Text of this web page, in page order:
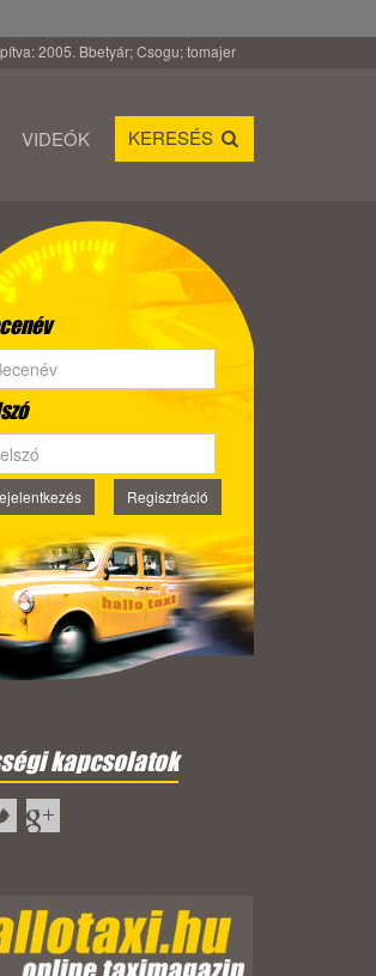
2005. Bbetyár; Csogu; tomajer
VIDEÓK KERESÉS
Regisztráció
kapcsolatok